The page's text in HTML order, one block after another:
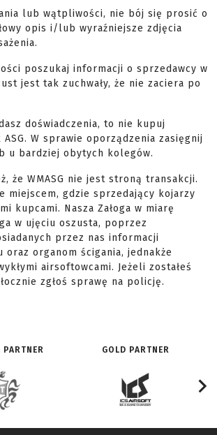
lub wątpliwości, nie bój się prosić o
opis i/lub wyraźniejsze zdjęcia
poszukaj informacji o sprzedawcy w
jest tak zuchwały, że nie zaciera po
doświadczenia, to nie kupuj
W sprawie oporządzenia zasięgnij
u bardziej obytych kolegów.
że WMASG nie jest stroną transakcji.
miejscem, gdzie sprzedający kojarzy
kupcami. Nasza Załoga w miarę
w ujęciu oszusta, poprzez
przez nas informacji
oraz organom ścigania, jednakże
airsoftowcami. Jeżeli zostałeś
zgłoś sprawę na policję.
GOLD PARTNER